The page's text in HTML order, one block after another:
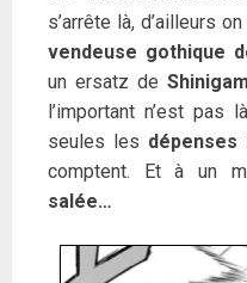
s’arrête là, d’ailleurs
vendeuse gothique
un ersatz de
l’important n’est pas
seules les dépenses
comptent. Et à un
salée…